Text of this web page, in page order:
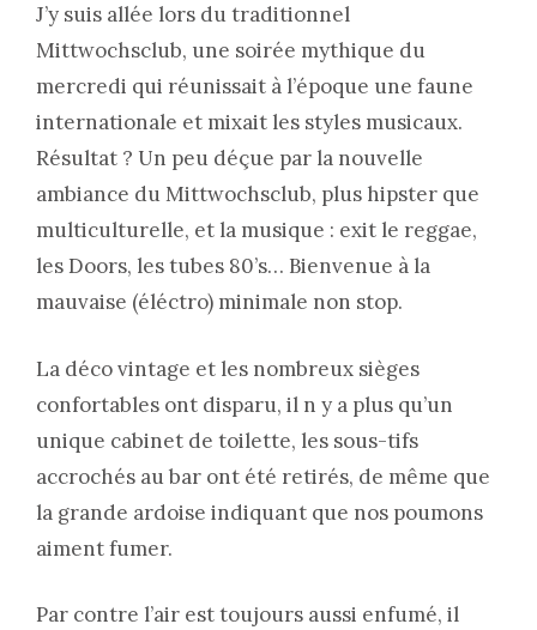
J’y suis allée lors du traditionnel
Mittwochsclub, une soirée mythique du
mercredi qui réunissait à l’époque une faune
internationale et mixait les styles musicaux.
Résultat ? Un peu déçue par la nouvelle
ambiance du Mittwochsclub, plus hipster que
multiculturelle, et la musique : exit le reggae,
les Doors, les tubes 80’s… Bienvenue à la
mauvaise (éléctro) minimale non stop.
La déco vintage et les nombreux sièges
confortables ont disparu, il n y a plus qu’un
unique cabinet de toilette, les sous-tifs
accrochés au bar ont été retirés, de même que
la grande ardoise indiquant que nos poumons
aiment fumer.
Par contre l’air est toujours aussi enfumé, il